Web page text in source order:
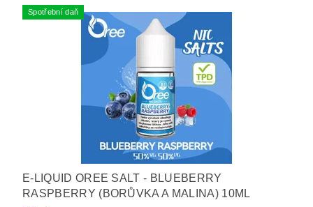
Spotřební daň
E-LIQUID OREE SALT - BLUEBERRY
RASPBERRY (BORŮVKA A MALINA) 10ML